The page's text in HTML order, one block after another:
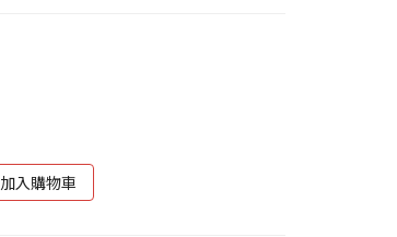
加入購物車